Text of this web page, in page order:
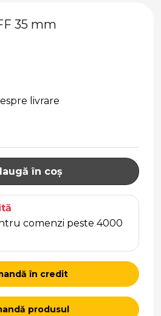
35 mm
livrare
în coș
comenzi peste 4000
în credit
produsul